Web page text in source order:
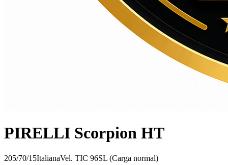
PIRELLI Scorpion HT
205/70/15ItalianaVel. TIC 96SL (Carga normal)